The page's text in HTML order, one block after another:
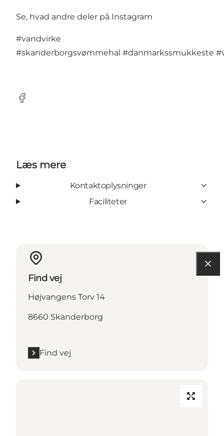
Se, hvad andre deler på Instagram
#vandvirke
#skanderborgsvømmehal #danmarkssmukkeste
Facebook
Læs mere
Kontaktoplysninger
Faciliteter
Find vej
Højvangens Torv 14
8660 Skanderborg
Find vej